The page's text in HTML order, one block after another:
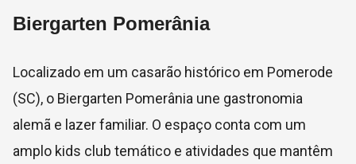
Biergarten Pomerânia
Localizado em um casarão histórico em Pomerode
(SC), o Biergarten Pomerânia une gastronomia
alemã e lazer familiar. O espaço conta com um
amplo kids club temático e atividades que mantêm